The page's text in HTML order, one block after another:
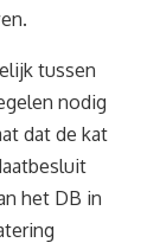
tussen
nodig
dat de kat
het DB in